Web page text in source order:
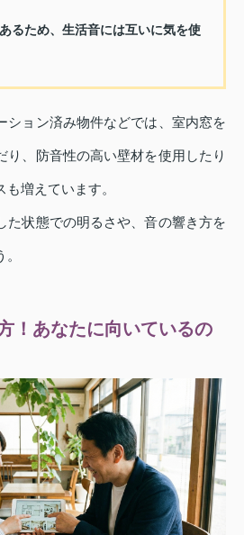
るため、生活音には互いに気を使
ション済み物件などでは、室内窓を
り、防音性の高い壁材を使用したり
増えています。
た状態での明るさや、音の響き方を
！あなたに向いているの